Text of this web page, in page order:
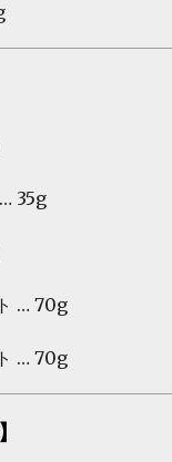
35g
… 70g
… 70g